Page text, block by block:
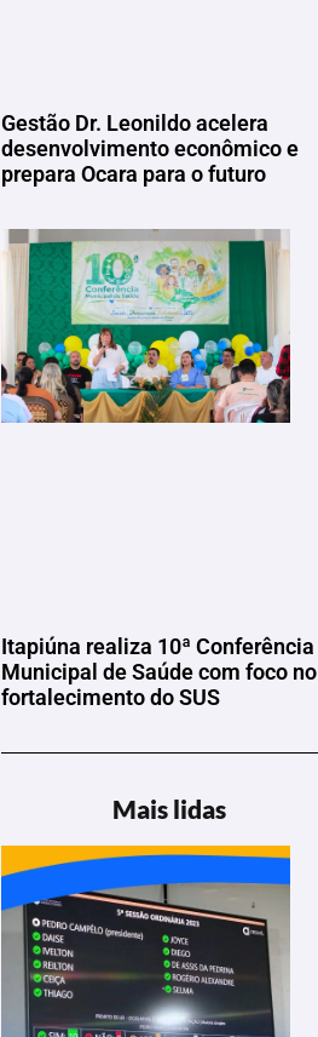
Gestão Dr. Leonildo acelera
desenvolvimento econômico e
prepara Ocara para o futuro
Itapiúna realiza 10ª Conferência
Municipal de Saúde com foco no
fortalecimento do SUS
Mais lidas